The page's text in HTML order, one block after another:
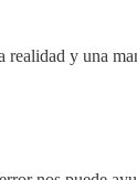
realidad y una